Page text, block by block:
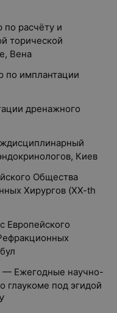
расчёту и
торической
Вена
по имплантации
дренажного
Киев
Общества
Хирургов (XX-th
Европейского
— Ежегодные научно-
глаукоме под эгидой